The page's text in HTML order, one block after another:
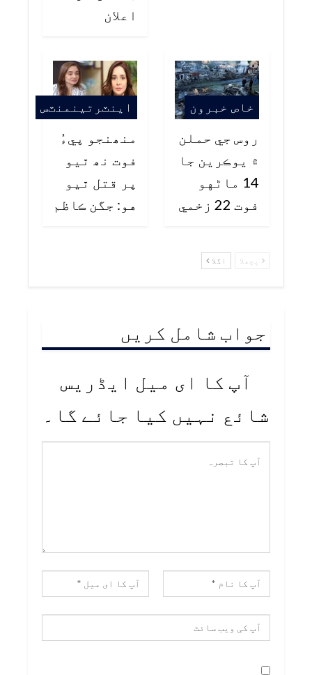
اعلان
خاص خبرون
روس جي حملن
۾ يوڪرين جا
14 ماڻهو
فوت 22 زخمي
اينٽرتينمنٽس
منھنجو پيءُ
فوت نھ ٿيو
پر قتل ٿيو
هو: جگن ڪاظم
پچھلا اگلا
جواب شامل کریں
آپ کا ای میل ایڈریس
شائع نہیں کیا جائے گا۔